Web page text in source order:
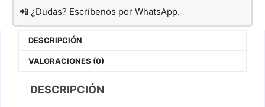
📲 ¿Dudas? Escríbenos por WhatsApp.
DESCRIPCIÓN
VALORACIONES (0)
DESCRIPCIÓN